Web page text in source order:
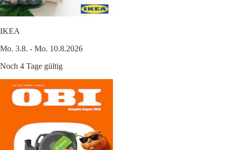
IKEA
Mo. 3.8. - Mo. 10.8.2026
Noch 4 Tage gültig